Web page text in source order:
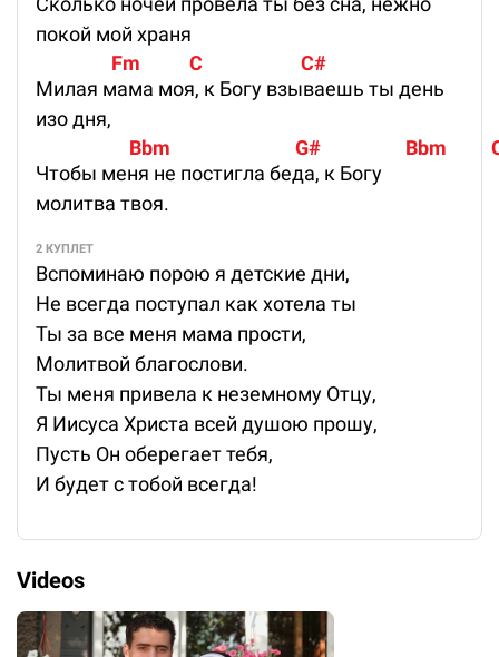
покой мой храня
Fm           C                      C#
Милая мама моя, к Богу взываешь ты день
изо дня,
Bbm                            G#                   Bbm
Чтобы меня не постигла беда, к Богу
молитва твоя.
2 КУПЛЕТ
Вспоминаю порою я детские дни,
Не всегда поступал как хотела ты
Ты за все меня мама прости,
Молитвой благослови.
Ты меня привела к неземному Отцу,
Я Иисуса Христа всей душою прошу,
Пусть Он оберегает тебя,
И будет с тобой всегда!
Videos